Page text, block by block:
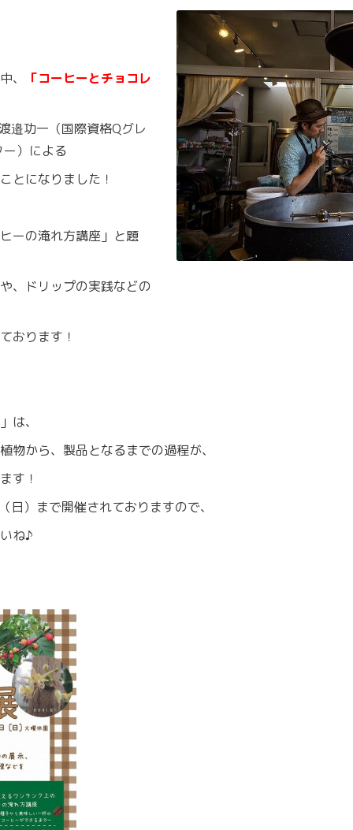
、 「コーヒーとチョコレ
邉功一（国際資格Qグレ
）による
とになりました！
ーの淹れ方講座」と題
、ドリップの実践などの
おります！
は、
物から、製品となるまでの過程が、
す！
）まで開催されておりますので、
ね♪